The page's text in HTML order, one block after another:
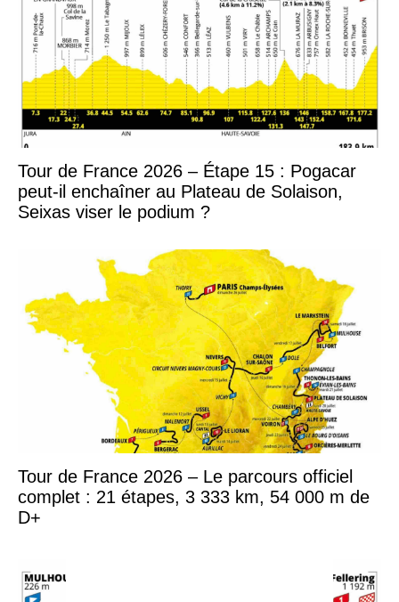
Tour de France 2026 – Étape 15 : Pogacar
peut-il enchaîner au Plateau de Solaison,
Seixas viser le podium ?
Tour de France 2026 – Le parcours officiel
complet : 21 étapes, 3 333 km, 54 000 m de
D+